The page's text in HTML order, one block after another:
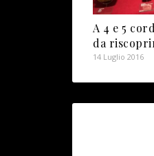
A 4 e 5
da
14 Luglio 2016